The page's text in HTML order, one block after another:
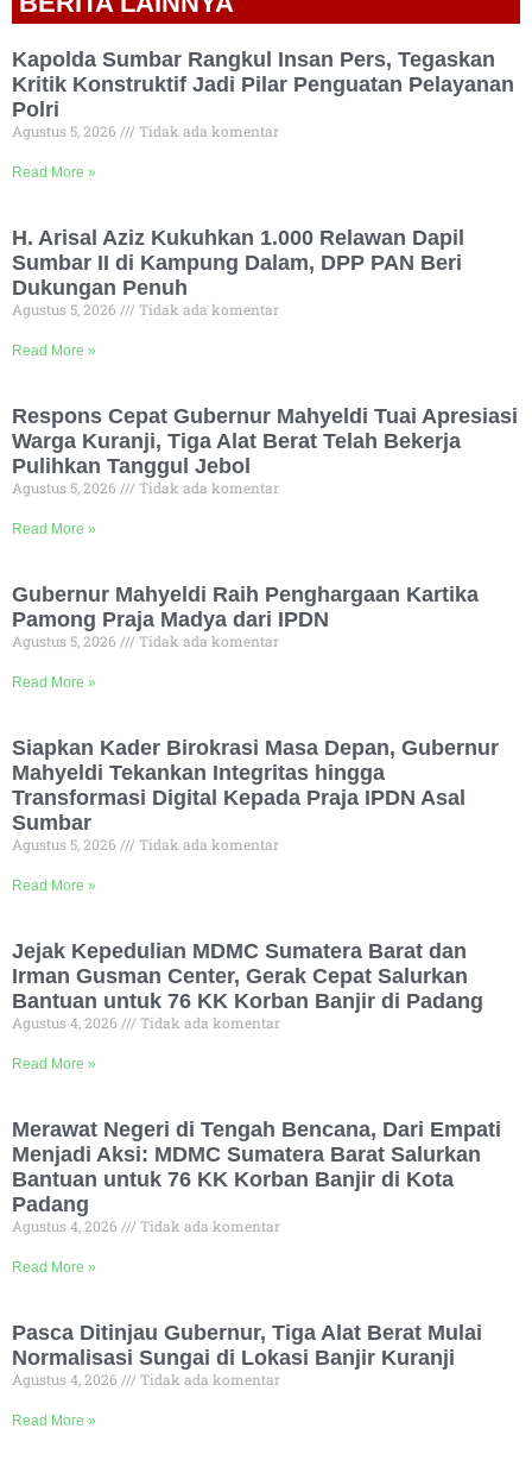
Kapolda Sumbar Rangkul Insan Pers, Tegaskan
Kritik Konstruktif Jadi Pilar Penguatan Pelayanan
Polri
Agustus 5, 2026 Tidak ada komentar
Read More »
H. Arisal Aziz Kukuhkan 1.000 Relawan Dapil
Sumbar II di Kampung Dalam, DPP PAN Beri
Dukungan Penuh
Agustus 5, 2026 Tidak ada komentar
Read More »
Respons Cepat Gubernur Mahyeldi Tuai Apresiasi
Warga Kuranji, Tiga Alat Berat Telah Bekerja
Pulihkan Tanggul Jebol
Agustus 5, 2026 Tidak ada komentar
Read More »
Gubernur Mahyeldi Raih Penghargaan Kartika
Pamong Praja Madya dari IPDN
Agustus 5, 2026 Tidak ada komentar
Read More »
Siapkan Kader Birokrasi Masa Depan, Gubernur
Mahyeldi Tekankan Integritas hingga
Transformasi Digital Kepada Praja IPDN Asal
Sumbar
Agustus 5, 2026 Tidak ada komentar
Read More »
Jejak Kepedulian MDMC Sumatera Barat dan
Irman Gusman Center, Gerak Cepat Salurkan
Bantuan untuk 76 KK Korban Banjir di Padang
Agustus 4, 2026 Tidak ada komentar
Read More »
Merawat Negeri di Tengah Bencana, Dari Empati
Menjadi Aksi: MDMC Sumatera Barat Salurkan
Bantuan untuk 76 KK Korban Banjir di Kota
Padang
Agustus 4, 2026 Tidak ada komentar
Read More »
Pasca Ditinjau Gubernur, Tiga Alat Berat Mulai
Normalisasi Sungai di Lokasi Banjir Kuranji
Agustus 4, 2026 Tidak ada komentar
Read More »